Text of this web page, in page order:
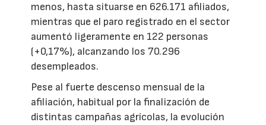
menos, hasta situarse en 626.171 afiliados,
mientras que el paro registrado en el sector
aumentó ligeramente en 122 personas
(+0,17%), alcanzando los 70.296
desempleados.
Pese al fuerte descenso mensual de la
afiliación, habitual por la finalización de
distintas campañas agrícolas, la evolución